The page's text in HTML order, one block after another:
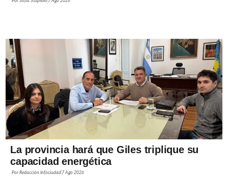
La provincia hará que Giles triplique su
capacidad energética
PorRedacción Infociudad 7 Ago 2026